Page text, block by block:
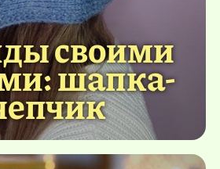
своими
шапка-